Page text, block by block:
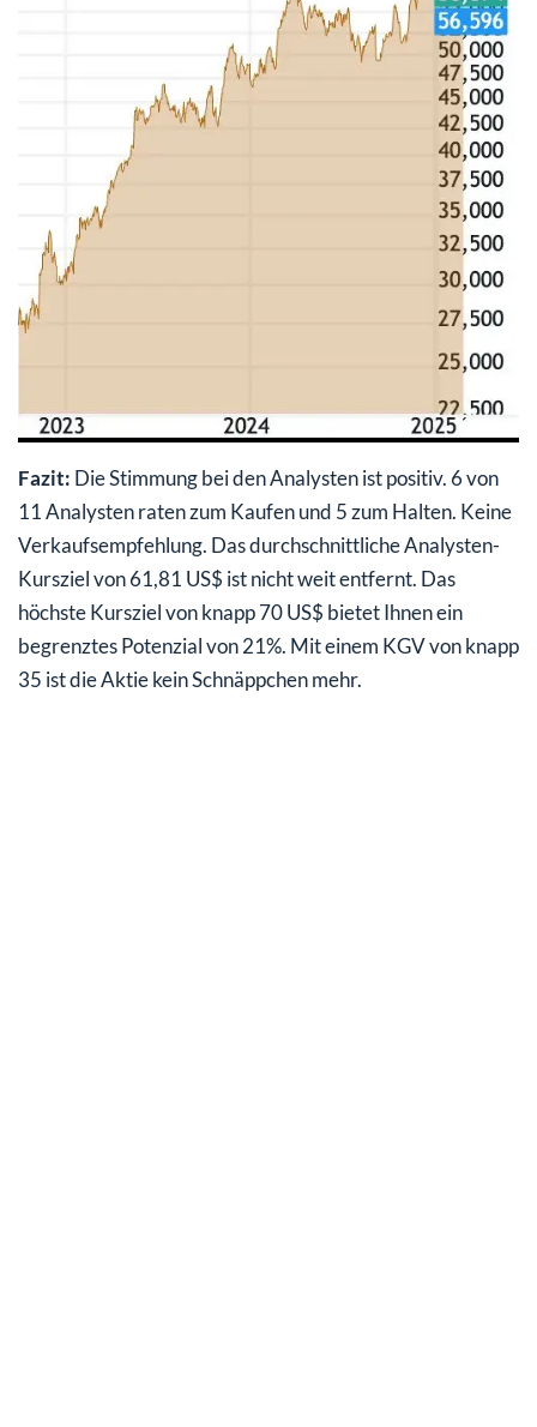
Fazit: Die Stimmung bei den Analysten ist positiv. 6 von
11 Analysten raten zum Kaufen und 5 zum Halten. Keine
Verkaufsempfehlung. Das durchschnittliche Analysten-
Kursziel von 61,81 US$ ist nicht weit entfernt. Das
höchste Kursziel von knapp 70 US$ bietet Ihnen ein
begrenztes Potenzial von 21%. Mit einem KGV von knapp
35 ist die Aktie kein Schnäppchen mehr.